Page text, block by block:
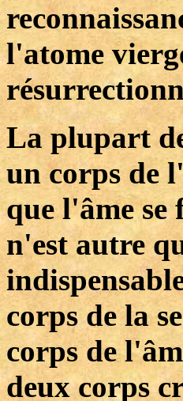
l'atome
La plupart
un corps de
que l'âme se
n'est autre
corps de la
corps de
deux corps